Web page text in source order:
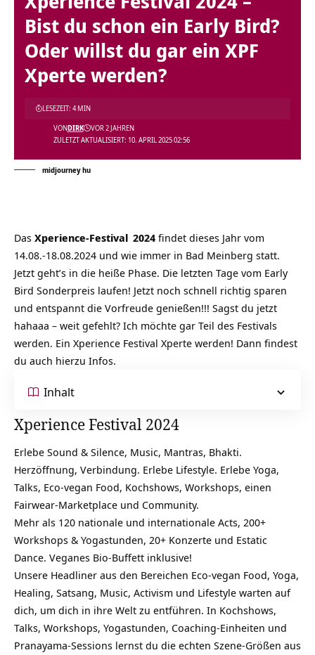
Bist du schon ein Early Bird?
Oder willst du gar ein XPF
Xperte werden?
ZULETZT AKTUALISIERT: 10. APRIL 2025 02:56
VONDIRK VOR 2 JAHREN
LESEZEIT: 4 MIN
midjourney hu
Das Xperience-Festival 2024 findet dieses Jahr vom
14.08.-18.08.2024 und wie immer in Bad Meinberg statt.
Jetzt geht’s in die heiße Phase. Die letzten Tage vom Early
Bird Sonderpreis laufen! Jetzt noch schnell richtig sparen
und entspannt die Vorfreude genießen!!! Sagst du jetzt
hahaaa – weit gefehlt? Ich möchte gar Teil des Festivals
werden. Ein Xperience Festival Xperte werden! Dann findest
du auch hierzu Infos.
Inhalt
Xperience Festival 2024
Erlebe Sound & Silence, Music, Mantras, Bhakti.
Herzöffnung, Verbindung. Erlebe Lifestyle. Erlebe Yoga,
Talks, Eco-vegan Food, Kochshows, Workshops, einen
Fairwear-Marketplace und Community.
Mehr als 120 nationale und internationale Acts, 200+
Workshops & Yogastunden, 20+ Konzerte und Estatic
Dance. Veganes Bio-Buffett inklusive!
Unsere Headliner aus den Bereichen Eco-vegan Food, Yoga,
Healing, Satsang, Music, Activism und Lifestyle warten auf
dich, um dich in ihre Welt zu entführen. In Kochshows,
Talks, Workshops, Yogastunden, Coaching-Einheiten und
Pranayama-Sessions lernst du die echten Szene-Größen aus